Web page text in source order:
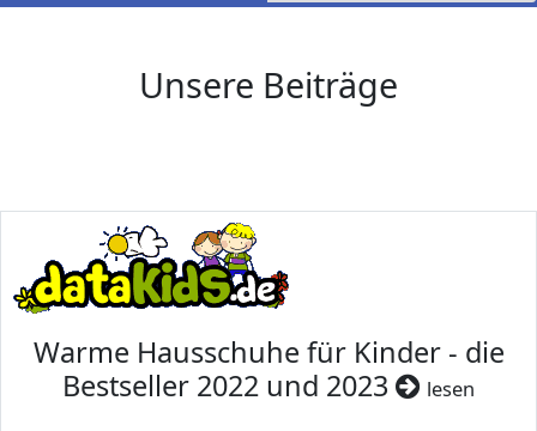
Unsere Beiträge
Warme Hausschuhe für Kinder - die
Bestseller 2022 und 2023
lesen